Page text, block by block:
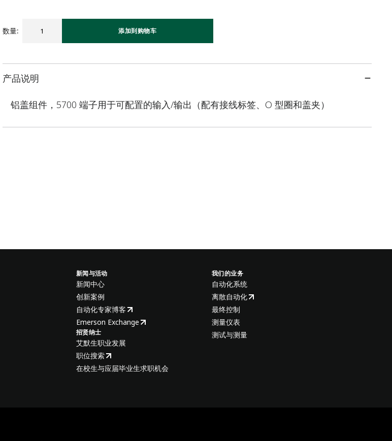
数量: 添加到购物车
产品说明
铝盖组件，5700 端子用于可配置的输入/输出（配有接线标签、O 型圈和盖夹）
新闻与活动
新闻中心
创新案例
自动化专家博客
Emerson Exchange
招贤纳士
艾默生职业发展
职位搜索
在校生与应届毕业生求职机会
我们的业务
自动化系统
离散自动化
最终控制
测量仪表
测试与测量